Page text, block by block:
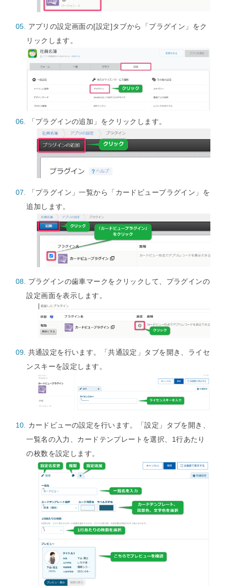
アプリの設定画面の[設定]タブから「プラグイン」をク
リックします。
「プラグインの追加」をクリックします。
「プラグイン」一覧から「カードビュープラグイン」を
追加します。
プラグインの歯車マークをクリックして、プラグインの
設定画面を表示します。
共通設定を行います。「共通設定」タブを開き、ライセ
ンスキーを設定します。
カードビューの設定を行います。「設定」タブを開き、
一覧名の入力、カードテンプレートを選択、1行あたり
の枚数を設定します。